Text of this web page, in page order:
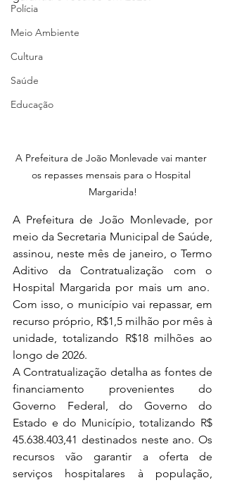
Polícia
Meio Ambiente
Cultura
Saúde
Educação
A Prefeitura de João Monlevade vai manter
os repasses mensais para o Hospital
Margarida!
A Prefeitura de João Monlevade, por
meio da Secretaria Municipal de Saúde,
assinou, neste mês de janeiro, o Termo
Aditivo da Contratualização com o
Hospital Margarida por mais um ano.
Com isso, o município vai repassar, em
recurso próprio, R$1,5 milhão por mês à
unidade, totalizando R$18 milhões ao
longo de 2026.
A Contratualização detalha as fontes de
financiamento provenientes do
Governo Federal, do Governo do
Estado e do Município, totalizando R$
45.638.403,41 destinados neste ano. Os
recursos vão garantir a oferta de
serviços hospitalares à população,